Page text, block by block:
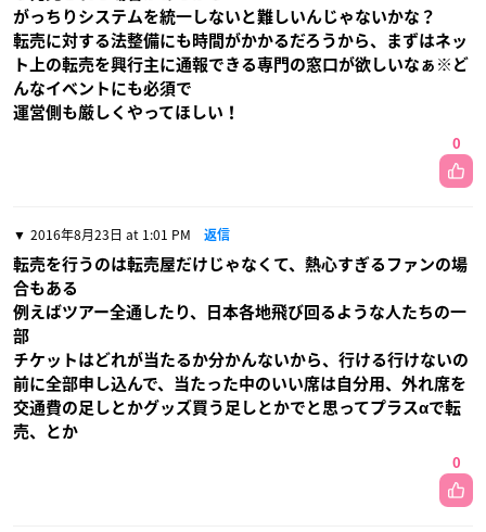
がっちりシステムを統一しないと難しいんじゃないかな？
転売に対する法整備にも時間がかかるだろうから、まずはネッ
ト上の転売を興行主に通報できる専門の窓口が欲しいなぁ※ど
んなイベントにも必須で
運営側も厳しくやってほしい！
0
2016年8月23日 at 1:01 PM 返信
転売を行うのは転売屋だけじゃなくて、熱心すぎるファンの場
合もある
例えばツアー全通したり、日本各地飛び回るような人たちの一
部
チケットはどれが当たるか分かんないから、行ける行けないの
前に全部申し込んで、当たった中のいい席は自分用、外れ席を
交通費の足しとかグッズ買う足しとかでと思ってプラスαで転
売、とか
0